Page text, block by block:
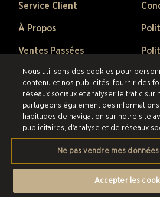
Service Client
À Propos
Ventes Passées
Préférences de Cookies
©2026 Scalefast Inc. (faisant affaire sous le
réservés. Les marques citées sont la propriété
aux États-Unis et dans les autres pays.
nom de ESW) est le revendeur et marchand
services proposés au sein de cette
Nous utilisons des cookies pour
contenu et nos publicités, fournir des
réseaux sociaux et analyser le trafic sur
partageons également des informations
habitudes de navigation sur notre site
publicitaires, d'analyse et de réseaux
Ne pas vendre mes
Accepter les